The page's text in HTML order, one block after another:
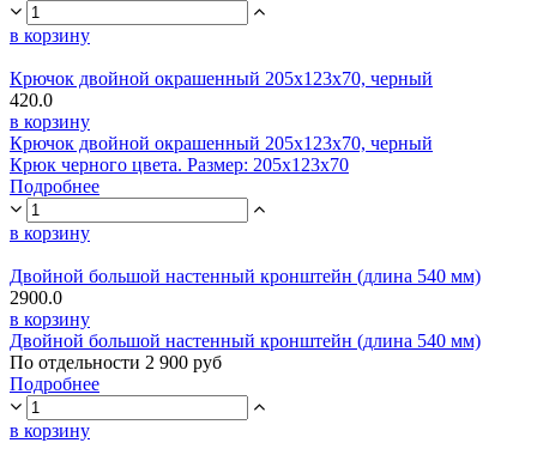
в корзину
Крючок двойной окрашенный 205х123х70, черный
420.0
в корзину
Крючок двойной окрашенный 205х123х70, черный
Крюк черного цвета. Размер: 205х123х70
Подробнее
в корзину
Двойной большой настенный кронштейн (длина 540 мм)
2900.0
в корзину
Двойной большой настенный кронштейн (длина 540 мм)
По отдельности 2 900 руб
Подробнее
в корзину